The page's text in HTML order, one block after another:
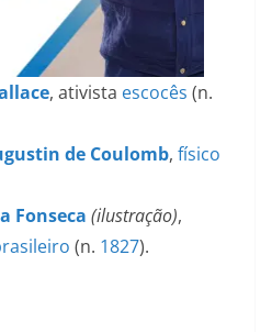
, ativista escocês (n.
de Coulomb, físico
Fonseca (ilustração),
(n. 1827).